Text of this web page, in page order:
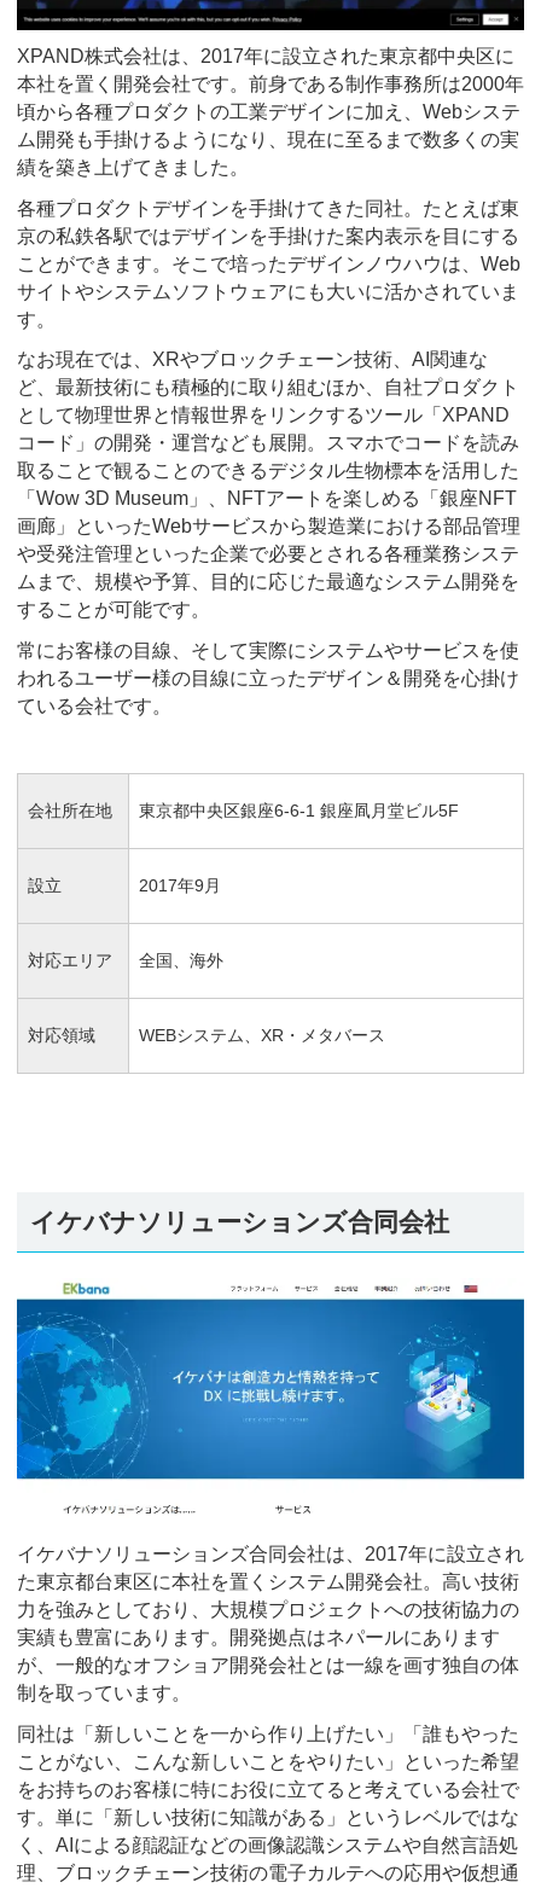
XPAND株式会社は、2017年に設立された東京都中央区に
本社を置く開発会社です。前身である制作事務所は2000年
頃から各種プロダクトの工業デザインに加え、Webシステ
ム開発も手掛けるようになり、現在に至るまで数多くの実
績を築き上げてきました。
各種プロダクトデザインを手掛けてきた同社。たとえば東
京の私鉄各駅ではデザインを手掛けた案内表示を目にする
ことができます。そこで培ったデザインノウハウは、Web
サイトやシステムソフトウェアにも大いに活かされていま
す。
なお現在では、XRやブロックチェーン技術、AI関連な
ど、最新技術にも積極的に取り組むほか、自社プロダクト
として物理世界と情報世界をリンクするツール「XPAND
コード」の開発・運営なども展開。スマホでコードを読み
取ることで観ることのできるデジタル生物標本を活用した
「Wow 3D Museum」、NFTアートを楽しめる「銀座NFT
画廊」といったWebサービスから製造業における部品管理
や受発注管理といった企業で必要とされる各種業務システ
ムまで、規模や予算、目的に応じた最適なシステム開発を
することが可能です。
常にお客様の目線、そして実際にシステムやサービスを使
われるユーザー様の目線に立ったデザイン＆開発を心掛け
ている会社です。
会社所在地 東京都中央区銀座6-6-1 銀座凮月堂ビル5F
設立 2017年9月
対応エリア 全国、海外
対応領域 WEBシステム、XR・メタバース
イケバナソリューションズ合同会社
イケバナソリューションズ合同会社は、2017年に設立され
た東京都台東区に本社を置くシステム開発会社。高い技術
力を強みとしており、大規模プロジェクトへの技術協力の
実績も豊富にあります。開発拠点はネパールにあります
が、一般的なオフショア開発会社とは一線を画す独自の体
制を取っています。
同社は「新しいことを一から作り上げたい」「誰もやった
ことがない、こんな新しいことをやりたい」といった希望
をお持ちのお客様に特にお役に立てると考えている会社で
す。単に「新しい技術に知識がある」というレベルではな
く、AIによる顔認証などの画像認識システムや自然言語処
理、ブロックチェーン技術の電子カルテへの応用や仮想通